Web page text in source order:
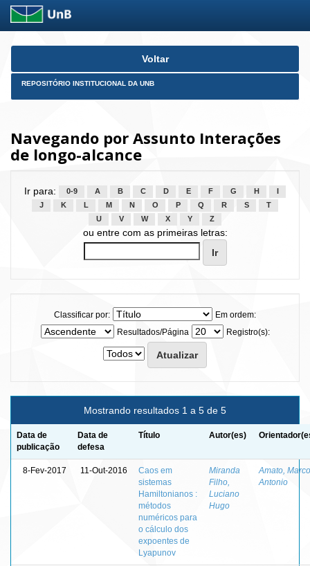
Skip
Voltar
REPOSITÓRIO INSTITUCIONAL DA UNB
Navegando por Assunto Interações
de longo-alcance
Ir para: 0-9 A B C D E F G H
J
K L M N O P Q R S
T
U
V W X Y Z
ou entre com as primeiras letras:
Classificar por:
Em ordem:
Resultados/Página
Registro(s):
Mostrando resultados 1 a 5 de 5
Data de
publicação
Data de
defesa
Título Autor(es)
8-Fev-2017 11-Out-2016
Caos em
sistemas
Hamiltonianos :
métodos
numéricos para
o cálculo dos
expoentes de
Lyapunov
Miranda
Filho,
Luciano
Hugo
Amato, Marco
Antonio